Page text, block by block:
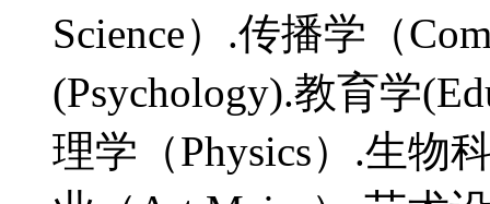
Science）.传播学（
(Psychology).教育学
理学（Physics）.生物